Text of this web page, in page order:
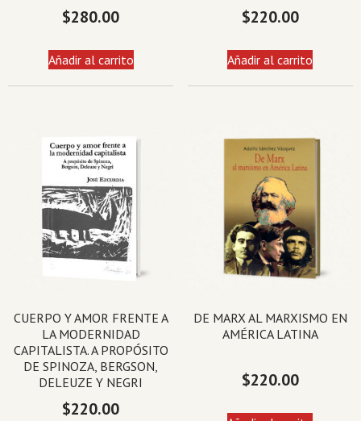
$280.00
Añadir al carrito
$220.00
Añadir al carrito
CUERPO Y AMOR FRENTE A
LA MODERNIDAD
CAPITALISTA. A PROPÓSITO
DE SPINOZA, BERGSON,
DELEUZE Y NEGRI
$220.00
DE MARX AL MARXISMO EN
AMÉRICA LATINA
$220.00